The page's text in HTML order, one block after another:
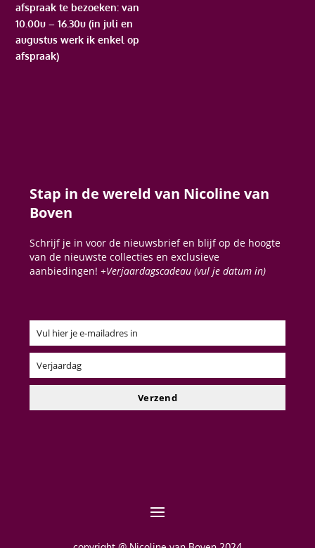
afspraak te bezoeken: van
10.00u – 16.30u (in juli en
augustus werk ik enkel op
afspraak)
Stap in de wereld van Nicoline van
Boven
Schrijf je in voor de nieuwsbrief en blijf op de hoogte
van de nieuwste collecties en exclusieve
aanbiedingen!+Verjaardagscadeau (vul je datum in)
Email
Vul hier je e-mailadres in
Verjaardag
Verjaardag
Verzend